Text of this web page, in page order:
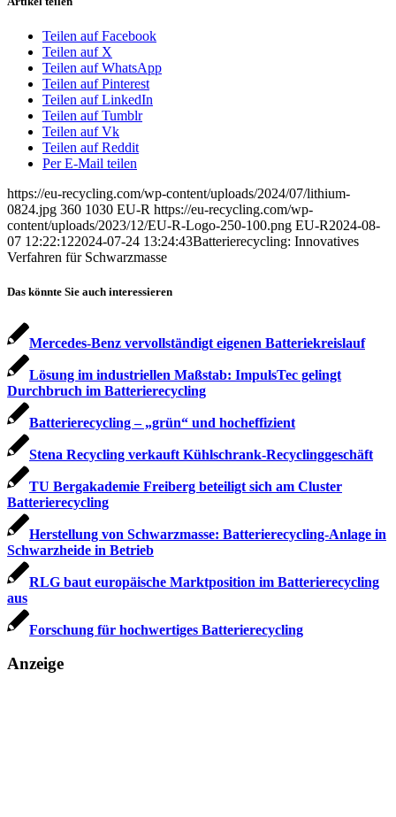
Teilen auf Facebook
Teilen auf X
Teilen auf WhatsApp
Teilen auf Pinterest
Teilen auf LinkedIn
Teilen auf Tumblr
Teilen auf Vk
Teilen auf Reddit
Per E-Mail teilen
https://eu-recycling.com/wp-content/uploads/2024/07/lithium-
0824.jpg 360 1030 EU-R https://eu-recycling.com/wp-
content/uploads/2023/12/EU-R-Logo-250-100.png EU-R2024-08-
07 12:22:122024-07-24 13:24:43Batterierecycling: Innovatives
Verfahren für Schwarzmasse
Das könnte Sie auch interessieren
Mercedes-Benz vervollständigt eigenen Batteriekreislauf
Lösung im industriellen Maßstab: ImpulsTec gelingt
Durchbruch im Batterie­recycling
Batterierecycling – „grün“ und hocheffizient
Stena Recycling verkauft Kühlschrank-Recyclinggeschäft
TU Bergakademie Freiberg beteiligt sich am Cluster
Batterierecycling
Herstellung von Schwarzmasse: Batterierecycling-Anlage in
Schwarzheide in Betrieb
RLG baut europäische Marktposition im Batterierecycling
aus
Forschung für hochwertiges Batterierecycling
Anzeige